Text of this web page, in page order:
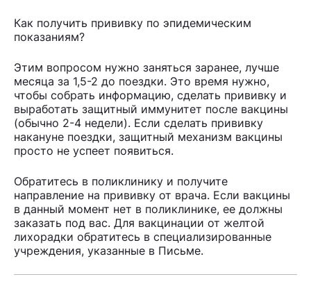
Как получить прививку по эпидемическим
показаниям?
Этим вопросом нужно заняться заранее, лучше
месяца за 1,5-2 до поездки. Это время нужно,
чтобы собрать информацию, сделать прививку и
выработать защитный иммунитет после вакцины
(обычно 2-4 недели). Если сделать прививку
накануне поездки, защитный механизм вакцины
просто не успеет появиться.
Обратитесь в поликлинику и получите
направление на прививку от врача. Если вакцины
в данный момент нет в поликлинике, ее должны
заказать под вас. Для вакцинации от желтой
лихорадки обратитесь в специализированные
учреждения, указанные в Письме.